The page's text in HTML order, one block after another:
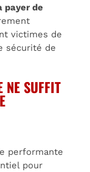
payer de
victimes de
sécurité de
NE SUFFIT
performante
pour